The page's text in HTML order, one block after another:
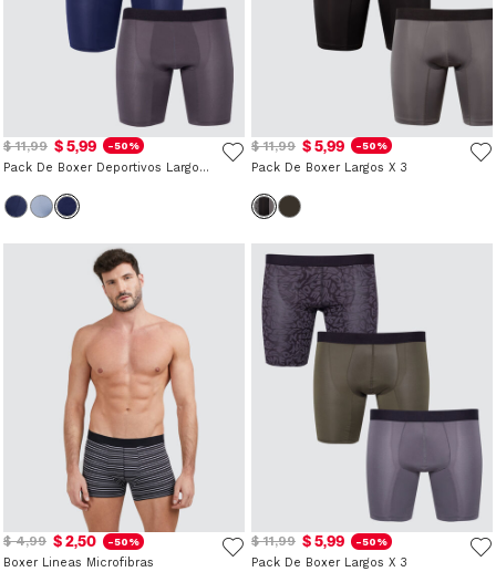
$ 11,99 $ 5,99 -50%
Pack De Boxer Deportivos Largos X 3
$ 11,99 $ 5,99 -50%
Pack De Boxer Largos X 3
$ 4,99 $ 2,50 -50%
Boxer Lineas Microfibras
$ 11,99 $ 5,99 -50%
Pack De Boxer Largos X 3